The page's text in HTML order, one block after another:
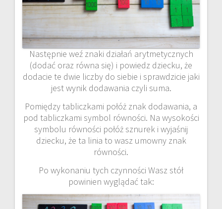
Następnie weź znaki działań arytmetycznych
(dodać oraz równa się) i powiedz dziecku, że
dodacie te dwie liczby do siebie i sprawdzicie jaki
jest wynik dodawania czyli suma.
Pomiędzy tabliczkami połóż znak dodawania, a
pod tabliczkami symbol równości. Na wysokości
symbolu równości połóż sznurek i wyjaśnij
dziecku, że ta linia to wasz umowny znak
równości.
Po wykonaniu tych czynności Wasz stół
powinien wyglądać tak: